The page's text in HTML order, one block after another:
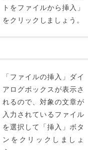
トをファイルから挿入」
をクリックしましょう。
「ファイルの挿入」ダイ
アログボックスが表示さ
れるので、対象の文章が
入力されているファイル
を選択して「挿入」ボタ
ンをクリックしましょ